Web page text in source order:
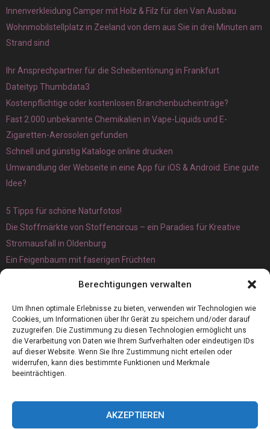
Berechtigungen verwalten
Um Ihnen optimale Erlebnisse zu bieten, verwenden wir Technologien wie
Cookies, um Informationen über Ihr Gerät zu speichern und/oder darauf
zuzugreifen. Die Zustimmung zu diesen Technologien ermöglicht uns
die Verarbeitung von Daten wie Ihrem Surfverhalten oder eindeutigen IDs
auf dieser Website. Wenn Sie Ihre Zustimmung nicht erteilen oder
widerrufen, kann dies bestimmte Funktionen und Merkmale
beeinträchtigen.
AKZEPTIEREN
Innenverkleidung Camper mit Holz & Filz für den Van Ausbau
Wohnmobilstellplatz in Zeeland von dem aus Sie in drei Minuten am
Strand sind
Ihr Ansprechpartner für die Scheibentönung in Frankfurt
Dateityp Thumbdata3
Kostenpflichtige oder kostenlosen Branchenbucheinträge?
Fast 2.000 unbekannte Chemikalien in Vape-Liquids und E-
Zigaretten-Aerosolen gefunden
Schnell und günstig Kataloge online drucken
Umwandlung der Webseite in eine App für iOS & Android: Eine gute
Idee?
5 Tipps für schöne Naturfotos!
Die Stoffmärkte von Stoffencircus – ein Paradies für Kreative
Stromausfall in Oldenburg
Ein Feigenbaum mit faserigen Früchten
Magnetangeln